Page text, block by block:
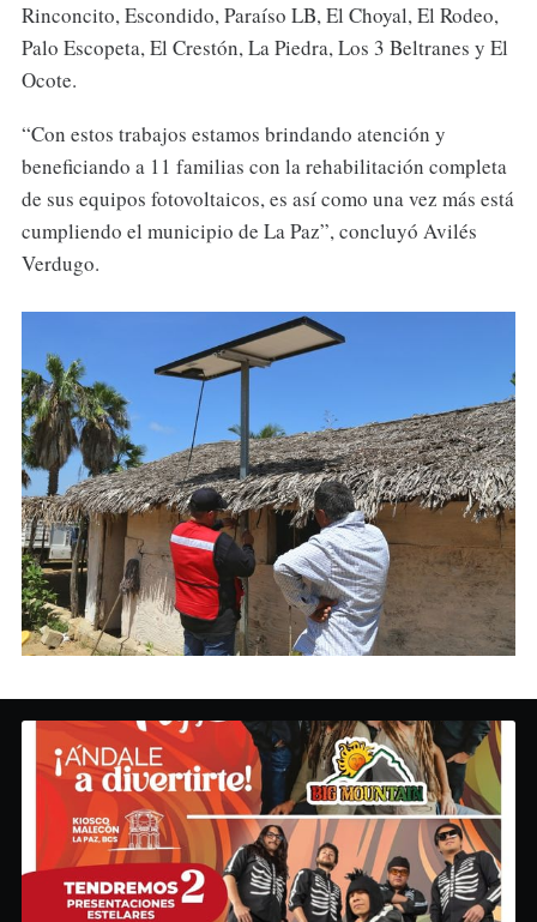
Rinconcito, Escondido, Paraíso LB, El Choyal, El Rodeo,
Palo Escopeta, El Crestón, La Piedra, Los 3 Beltranes y El
Ocote.
“Con estos trabajos estamos brindando atención y
beneficiando a 11 familias con la rehabilitación completa
de sus equipos fotovoltaicos, es así como una vez más está
cumpliendo el municipio de La Paz”, concluyó Avilés
Verdugo.